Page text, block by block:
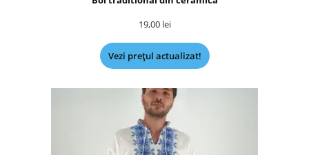
19,00 lei
Vezi prețul actualizat!